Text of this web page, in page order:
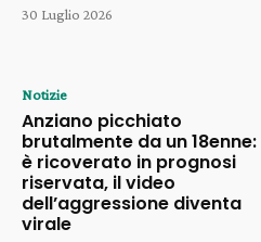
30 Luglio 2026
Notizie
Anziano picchiato
brutalmente da un 18enne:
è ricoverato in prognosi
riservata, il video
dell’aggressione diventa
virale